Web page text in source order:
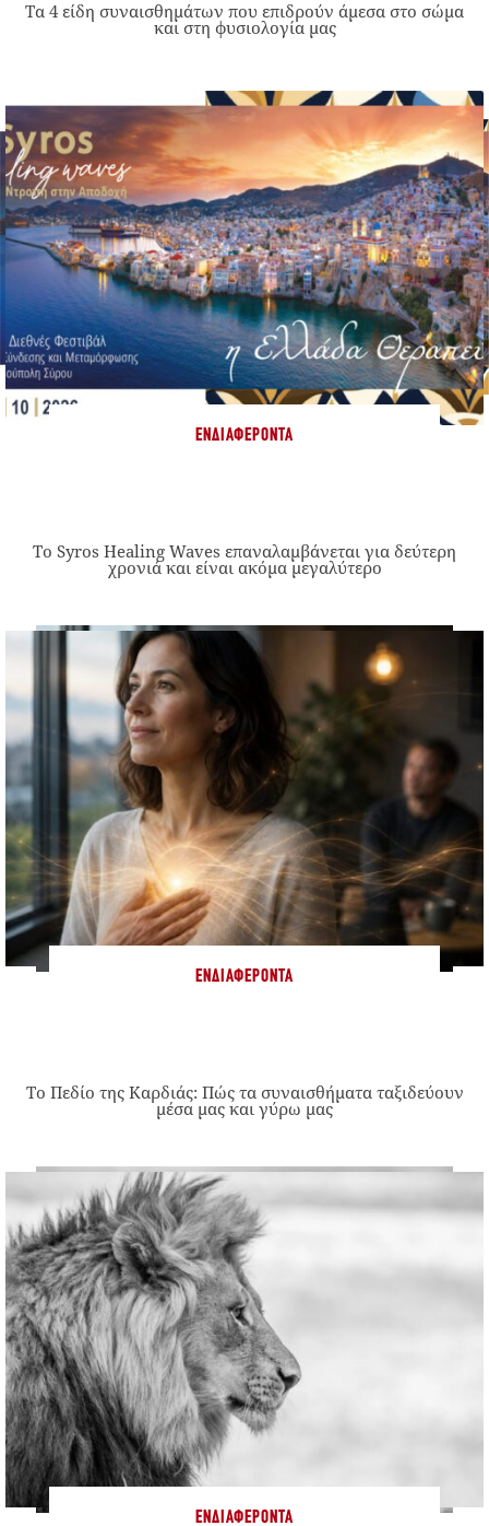
Τα 4 είδη συναισθημάτων που επιδρούν άμεσα στο σώμα
και στη φυσιολογία μας
ΕΝΔΙΑΦΈΡΟΝΤΑ
Το Syros Healing Waves επαναλαμβάνεται για δεύτερη
χρονιά και είναι ακόμα μεγαλύτερο
ΕΝΔΙΑΦΈΡΟΝΤΑ
Το Πεδίο της Καρδιάς: Πώς τα συναισθήματα ταξιδεύουν
μέσα μας και γύρω μας
ΕΝΔΙΑΦΈΡΟΝΤΑ